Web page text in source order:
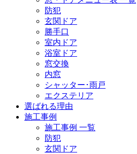
防犯
玄関ドア
勝手口
室内ドア
浴室ドア
窓交換
内窓
シャッター･雨戸
エクステリア
選ばれる理由
施工事例
施工事例 一覧
防犯
玄関ドア